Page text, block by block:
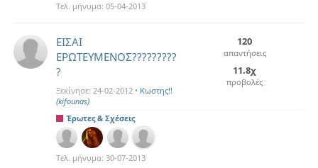
Τελ. μήνυμα: 05-04-2013
ΕΙΣΑΙ
ΕΡΩΤΕΥΜΕΝΟΣ?????????
?
Ξεκίνησε: 24-02-2012 • Κωστης!!
(kifounas)
120
απαντήσεις
11.8χ
προβολές
Έρωτες & Σχέσεις
Τελ. μήνυμα: 30-07-2013